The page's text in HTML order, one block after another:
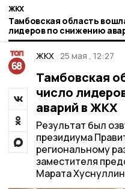
ЖКХ
Тамбовская область
лидеров по снижению
ЖКХ 25 мая , 12:27
Тамбовская
число
аварий в ЖКХ
Результат был
президиума
региональному
заместителя
Марата